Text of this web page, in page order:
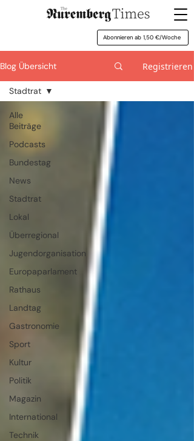
Abonnieren ab 1,50 €/Woche
Blog Übersicht Registrieren
Alle
Beiträge
Podcasts
Bundestag
News
Stadtrat
Lokal
Überregional
Jugendorganisation
Europaparlament
Rathaus
Landtag
Gastronomie
Sport
Kultur
Politik
Magazin
International
Technik
Stadtrat